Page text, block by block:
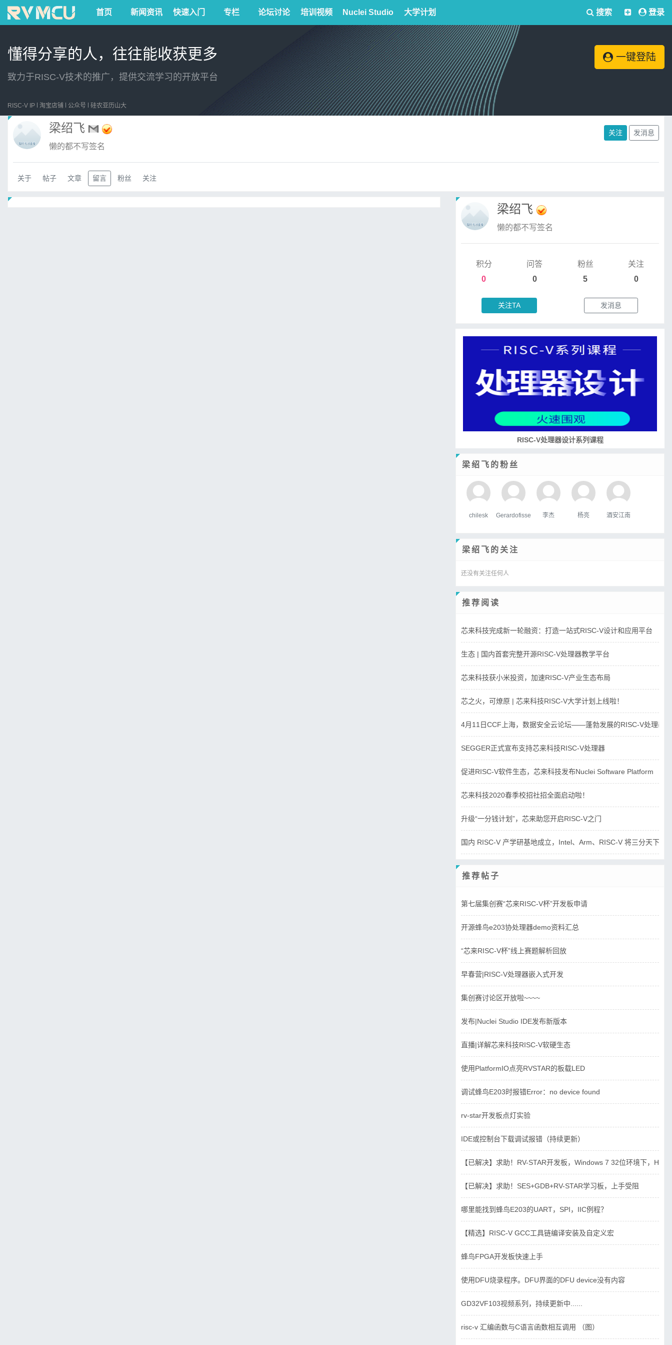
首页 新闻资讯 快速入门 专栏 论坛讨论 培训视频 Nuclei Studio 大学计划 搜索 登录
懂得分享的人，往往能收获更多
致力于RISC-V技术的推广，提供交流学习的开放平台
一键登陆
RISC-V IP 淘宝店铺 公众号 硅农亚历山大
梁绍飞
懒的都不写签名
关注 发消息
关于 帖子 文章 留言 粉丝 关注
梁绍飞
懒的都不写签名
积分
0
问答
0
粉丝
5
关注
0
关注TA 发消息
RISC-V处理器设计系列课程
梁绍飞的粉丝
chilesk Gerardofisse 李杰 杨亮 酒安江南
梁绍飞的关注
还没有关注任何人
推荐阅读
芯来科技完成新一轮融资：打造一站式RISC-V设计和应用平台
生态 | 国内首套完整开源RISC-V处理器教学平台
芯来科技获小米投资，加速RISC-V产业生态布局
芯之火，可燎原 | 芯来科技RISC-V大学计划上线啦！
4月11日CCF上海，数据安全云论坛——蓬勃发展的RISC-V处理器
SEGGER正式宣布支持芯来科技RISC-V处理器
促进RISC-V软件生态，芯来科技发布Nuclei Software Platform
芯来科技2020春季校招社招全面启动啦！
升级“一分钱计划”，芯来助您开启RISC-V之门
国内 RISC-V 产学研基地成立，Intel、Arm、RISC-V 将三分天下？
推荐帖子
第七届集创赛“芯来RISC-V杯”开发板申请
开源蜂鸟e203协处理器demo资料汇总
“芯来RISC-V杯”线上赛题解析回放
早春营|RISC-V处理器嵌入式开发
集创赛讨论区开放啦~~~~
发布|Nuclei Studio IDE发布新版本
直播|详解芯来科技RISC-V软硬生态
使用PlatformIO点亮RVSTAR的板载LED
调试蜂鸟E203时报错Error：no device found
rv-star开发板点灯实验
IDE或控制台下载调试报错（持续更新）
【已解决】求助！RV-STAR开发板，Windows 7 32位环境下，
【已解决】求助！SES+GDB+RV-STAR学习板，上手受阻
哪里能找到蜂鸟E203的UART，SPI，IIC例程？
【精选】RISC-V GCC工具链编译安装及自定义宏
蜂鸟FPGA开发板快速上手
使用DFU烧录程序。DFU界面的DFU device没有内容
GD32VF103视频系列，持续更新中......
risc-v 汇编函数与C语言函数相互调用 （图）